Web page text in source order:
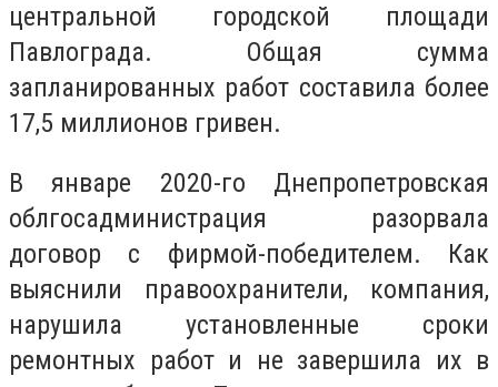
центральной городской площади
Павлограда. Общая сумма
запланированных работ составила более
17,5 миллионов гривен.
В январе 2020-го Днепропетровская
облгосадминистрация разорвала
договор с фирмой-победителем. Как
выяснили правоохранители, компания,
нарушила установленные сроки
ремонтных работ и не завершила их в